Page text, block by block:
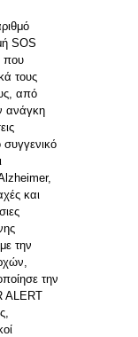
SOS
που
τους
από
ανάγκη
συγγενικό
και
την
την
ALERT